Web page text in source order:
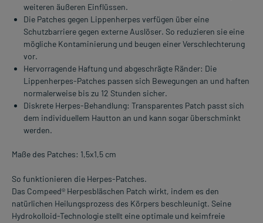
weiteren äußeren Einflüssen.
Die Patches gegen Lippenherpes verfügen über eine
Schutzbarriere gegen externe Auslöser. So reduzieren sie eine
mögliche Kontaminierung und beugen einer Verschlechterung
vor.
Hervorragende Haftung und abgeschrägte Ränder: Die
Lippenherpes-Patches passen sich Bewegungen an und haften
normalerweise bis zu 12 Stunden sicher.
Diskrete Herpes-Behandlung: Transparentes Patch passt sich
dem individuellem Hautton an und kann sogar überschminkt
werden.
Maße des Patches: 1,5x1,5 cm
So funktionieren die Herpes-Patches.
Das Compeed® Herpesbläschen Patch wirkt, indem es den
natürlichen Heilungsprozess des Körpers beschleunigt. Seine
Hydrokolloid-Technologie stellt eine optimale und keimfreie